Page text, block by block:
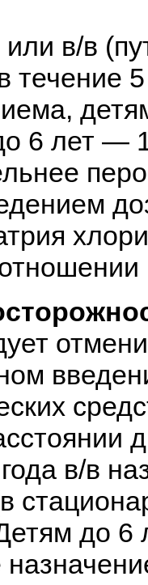
или в/в
течение
6 лет —
в/в
до 6